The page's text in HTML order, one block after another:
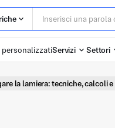
Servizi Settori
la lamiera: tecniche, calcoli